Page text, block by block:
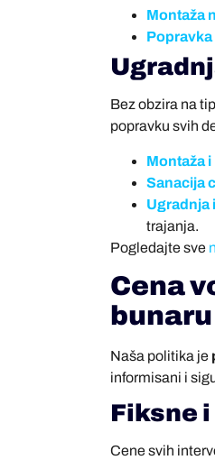
Montaža
Bez obzira na
popravku svih
Montaža
Sanacija
Ugradnja
trajanja.
Pogledajte sve
Cena
bunaru
Naša politika je
informisani i
Fiksne
Cene svih